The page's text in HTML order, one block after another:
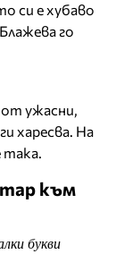
си е хубаво
го
ужасни,
харесва. На
така.
към
букви